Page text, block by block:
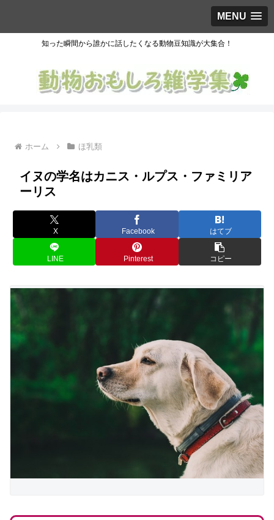
MENU
知った瞬間から誰かに話したくなる動物豆知識が大集合！
ホーム ほ乳類
イヌの学名はカニス・ルプス・ファミリア
ーリス
X Facebook はてブ
LINE Pinterest コピー